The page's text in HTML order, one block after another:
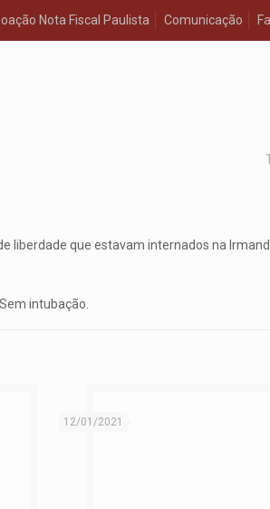
Nota Fiscal Paulista Comunicação
liberdade que estavam internados na
intubação.
12/01/2021